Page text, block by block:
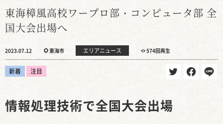
東海樟風高校ワープロ部・コンピュータ部 全
国大会出場へ
2023.07.12 東海市 エリアニュース 574回再生
新着 注目
情報処理技術で全国大会出場